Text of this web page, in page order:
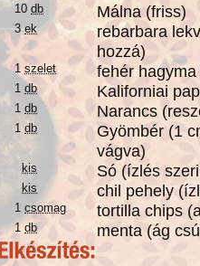
10db Málna (friss)
3ek
rebarbara
hozzá)
1szelet fehér
1db Kaliforniai
1db Narancs
1db
Gyömbér (1
vágva)
kis Só (ízlés
kis chil pehely
1csomag tortilla chips
1db menta (ág